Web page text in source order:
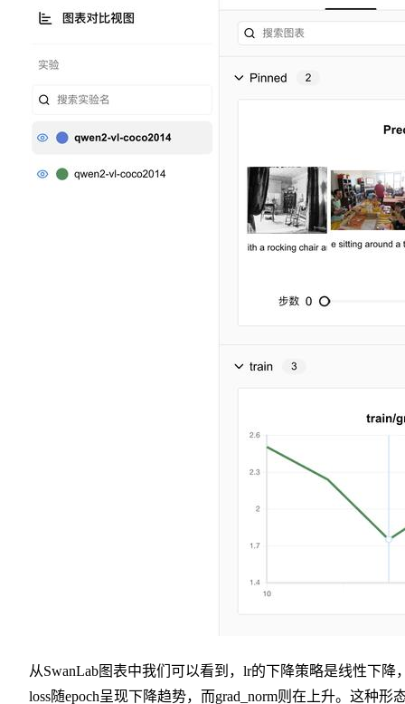
从SwanLab图表中我们可以看到，lr的下降策略是线性下降
loss随epoch呈现下降趋势，而grad_norm则在上升。这种形